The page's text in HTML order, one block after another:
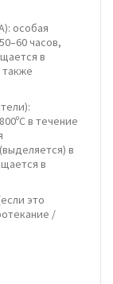
особая
часов,
в
в течение
в
в
это
/